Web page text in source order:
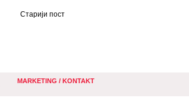
Старији пост
MARKETING / KONTAKT